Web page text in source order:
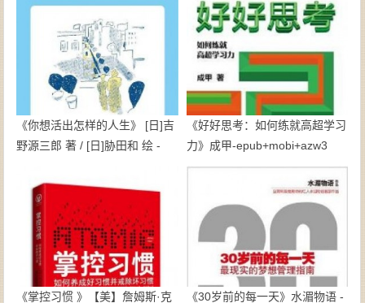
《你想活出怎样的人生》 [日]吉
野源三郎 著 / [日]胁田和 绘 -
《好好思考：如何练就高超学习
力》成甲-epub+mobi+azw3
《掌控习惯 》【美】詹姆斯·克 《30岁前的每一天》水湄物语 -